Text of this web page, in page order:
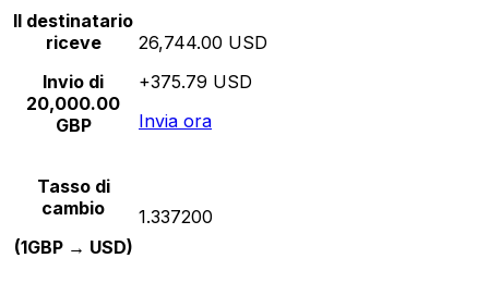
Il destinatario
riceve
Invio di
20,000.00
GBP
26,744.00 USD
+375.79 USD
Invia ora
Tasso di
cambio
(1GBP → USD)
1.337200